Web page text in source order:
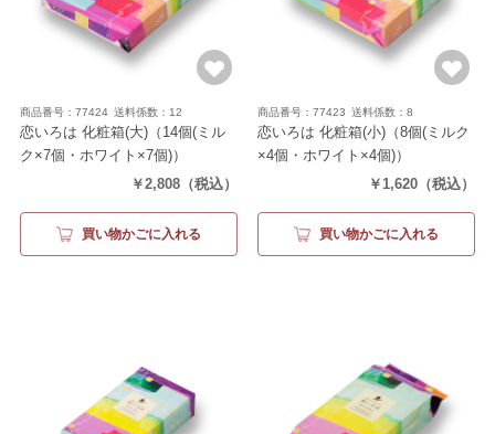
商品番号：77424 送料係数：12
恋いろは 化粧箱(大)（14個(ミル
ク×7個・ホワイト×7個)）
￥2,808 （税込）
買い物かごに入れる
商品番号：77423 送料係数：8
恋いろは 化粧箱(小)（8個(ミルク
×4個・ホワイト×4個)）
￥1,620 （税込）
買い物かごに入れる